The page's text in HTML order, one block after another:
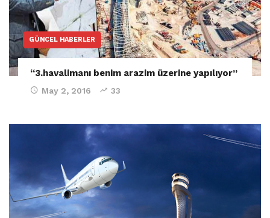
GÜNCEL HABERLER
“3.havalimanı benim arazim üzerine yapılıyor”
May 2, 2016 33